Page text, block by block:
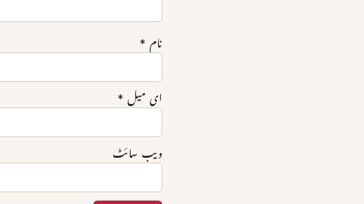
نام *
ای میل *
ویب‌ سائٹ